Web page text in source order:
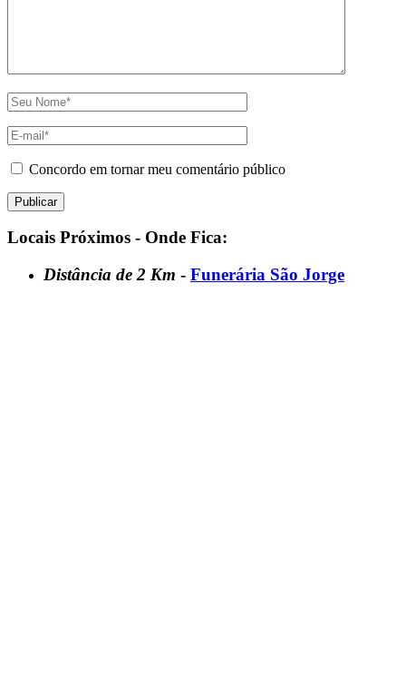
Concordo em tornar meu comentário público
Locais Próximos - Onde Fica:
Distância de 2 Km - Funerária São Jorge